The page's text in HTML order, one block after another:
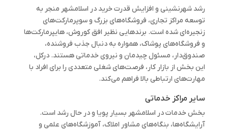
رشد شهرنشینی و افزایش قدرت خرید در اسلامشهر منجر به
توسعه مراکز تجاری، فروشگاه‌های بزرگ و سوپرمارکت‌های
زنجیره‌ای شده است. برندهایی نظیر افق کوروش، هایپرمارکت‌ها
و فروشگاه‌های پوشاک، همواره به دنبال جذب فروشنده،
صندوق‌دار، مسئول چیدمان و نیروی خدماتی هستند. درکل،
این بخش از بازار کار، فرصت‌های شغلی متعددی را برای افراد با
مهارت‌های ارتباطی بالا فراهم می‌کند.
سایر مراکز خدماتی
بخش خدمات در اسلامشهر بسیار پویا و در حال رشد است.
آرایشگاه‌ها، بنگاه‌های مشاور املاک، آموزشگاه‌های علمی و